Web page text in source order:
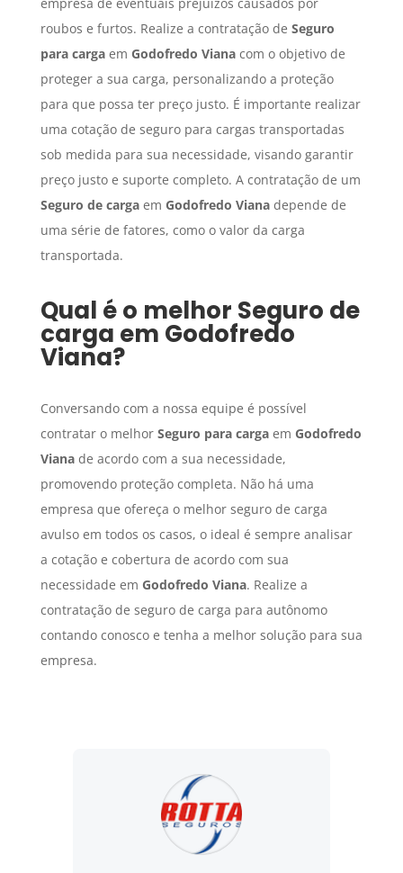
roubos e furtos. Realize a contratação de Seguro
para cargaem Godofredo Vianacom o objetivo de
proteger a sua carga, personalizando a proteção
para que possa ter preço justo. É importante realizar
uma cotação de seguro para cargas transportadas
sob medida para sua necessidade, visando garantir
preço justo e suporte completo. A contratação de um
Seguro de cargaem Godofredo Vianadepende de
uma série de fatores, como o valor da carga
transportada.
Qual é o melhor Seguro de
carga em Godofredo
Viana?
Conversando com a nossa equipe é possível
contratar o melhor Seguro para cargaem Godofredo
Vianade acordo com a sua necessidade,
promovendo proteção completa. Não há uma
empresa que ofereça o melhor seguro de carga
avulso em todos os casos, o ideal é sempre analisar
a cotação e cobertura de acordo com sua
necessidade em Godofredo Viana. Realize a
contratação de seguro de carga para autônomo
contando conosco e tenha a melhor solução para sua
empresa.